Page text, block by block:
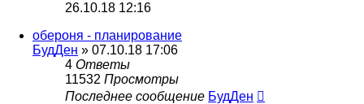
26.10.18 12:16
обероня - планирование
БудДен » 07.10.18 17:06
4 Ответы
11532 Просмотры
Последнее сообщение БудДен